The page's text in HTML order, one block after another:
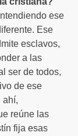
ese
Ese
esclavos,
a las
ser de todos,
de ese
ahí,
reúne las
fija esas